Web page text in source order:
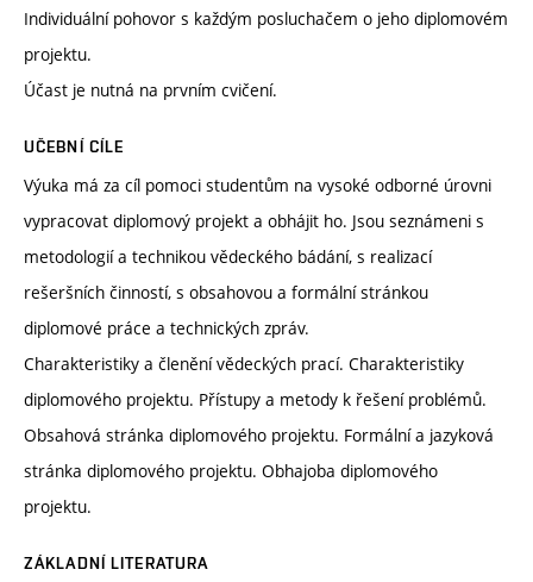
Individuální pohovor s každým posluchačem o jeho diplomovém
projektu.
Účast je nutná na prvním cvičení.
UČEBNÍ CÍLE
Výuka má za cíl pomoci studentům na vysoké odborné úrovni
vypracovat diplomový projekt a obhájit ho. Jsou seznámeni s
metodologií a technikou vědeckého bádání, s realizací
rešeršních činností, s obsahovou a formální stránkou
diplomové práce a technických zpráv.
Charakteristiky a členění vědeckých prací. Charakteristiky
diplomového projektu. Přístupy a metody k řešení problémů.
Obsahová stránka diplomového projektu. Formální a jazyková
stránka diplomového projektu. Obhajoba diplomového
projektu.
ZÁKLADNÍ LITERATURA